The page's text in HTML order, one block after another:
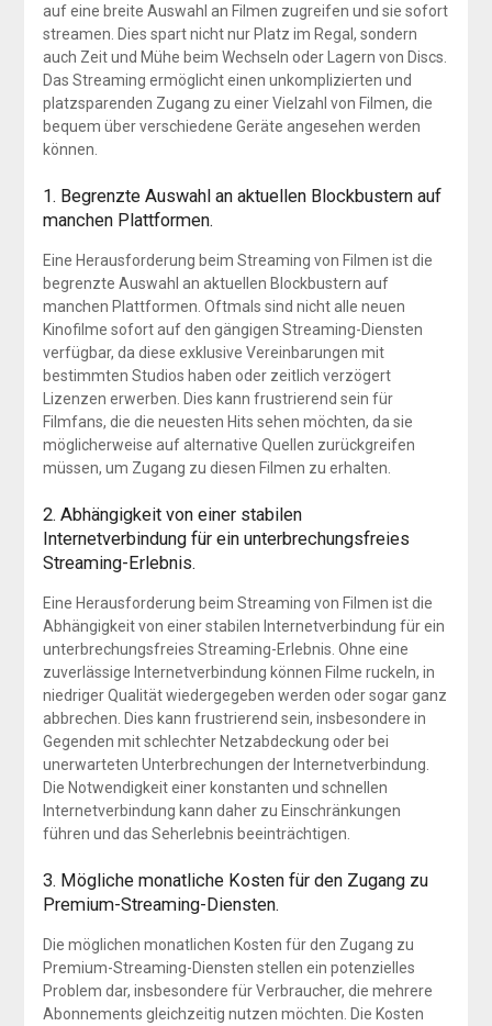
auf eine breite Auswahl an Filmen zugreifen und sie sofort
streamen. Dies spart nicht nur Platz im Regal, sondern
auch Zeit und Mühe beim Wechseln oder Lagern von Discs.
Das Streaming ermöglicht einen unkomplizierten und
platzsparenden Zugang zu einer Vielzahl von Filmen, die
bequem über verschiedene Geräte angesehen werden
können.
1. Begrenzte Auswahl an aktuellen Blockbustern auf
manchen Plattformen.
Eine Herausforderung beim Streaming von Filmen ist die
begrenzte Auswahl an aktuellen Blockbustern auf
manchen Plattformen. Oftmals sind nicht alle neuen
Kinofilme sofort auf den gängigen Streaming-Diensten
verfügbar, da diese exklusive Vereinbarungen mit
bestimmten Studios haben oder zeitlich verzögert
Lizenzen erwerben. Dies kann frustrierend sein für
Filmfans, die die neuesten Hits sehen möchten, da sie
möglicherweise auf alternative Quellen zurückgreifen
müssen, um Zugang zu diesen Filmen zu erhalten.
2. Abhängigkeit von einer stabilen
Internetverbindung für ein unterbrechungsfreies
Streaming-Erlebnis.
Eine Herausforderung beim Streaming von Filmen ist die
Abhängigkeit von einer stabilen Internetverbindung für ein
unterbrechungsfreies Streaming-Erlebnis. Ohne eine
zuverlässige Internetverbindung können Filme ruckeln, in
niedriger Qualität wiedergegeben werden oder sogar ganz
abbrechen. Dies kann frustrierend sein, insbesondere in
Gegenden mit schlechter Netzabdeckung oder bei
unerwarteten Unterbrechungen der Internetverbindung.
Die Notwendigkeit einer konstanten und schnellen
Internetverbindung kann daher zu Einschränkungen
führen und das Seherlebnis beeinträchtigen.
3. Mögliche monatliche Kosten für den Zugang zu
Premium-Streaming-Diensten.
Die möglichen monatlichen Kosten für den Zugang zu
Premium-Streaming-Diensten stellen ein potenzielles
Problem dar, insbesondere für Verbraucher, die mehrere
Abonnements gleichzeitig nutzen möchten. Die Kosten